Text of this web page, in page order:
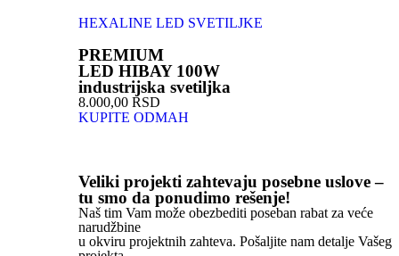
HEXALINE LED SVETILJKE
PREMIUM
LED HIBAY 100W
industrijska svetiljka
8.000,00 RSD
KUPITE ODMAH
Veliki projekti zahtevaju posebne uslove –
tu smo da ponudimo rešenje!
Naš tim Vam može obezbediti poseban rabat za veće
narudžbine
u okviru projektnih zahteva. Pošaljite nam detalje Vašeg